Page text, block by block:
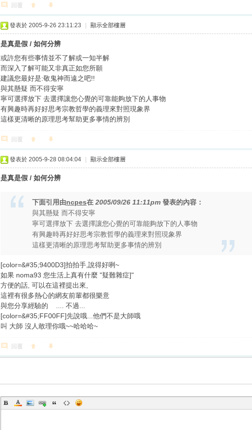
回覆
發表於 2005-9-26 23:11:23 顯示全部樓層
是真是假 / 如何分辨
或許您有些事情並不了解或一知半解
而深入了解可能又非真正如您所願
建議您最好是:敬鬼神而遠之吧!!
與其懸疑 而不得安寧
寧可選擇放下 去選擇讓您心覺的可靠能夠放下的人事物
有興趣時再好好思考宗教哲學的義理來對照現象界
這樣更清晰的原理思考幫助更多事情的辨別
回覆
發表於 2005-9-28 08:04:04 顯示全部樓層
是真是假 / 如何分辨
下面引用由ncpes在 2005/09/26 11:11pm 發表的內容：
與其懸疑 而不得安寧
寧可選擇放下 去選擇讓您心覺的可靠能夠放下的人事物
有興趣時再好好思考宗教哲學的義理來對照現象界
這樣更清晰的原理思考幫助更多事情的辨別
[color=&#35;9400D3]拍拍手,說得好咧~
如果 noma93 您生活上真有什麼 "疑難雜症]"
方便的話, 可以在這裡提出來,
這裡有很多熱心的網友前輩都很樂意
與您分享經驗的
.... 不過...
[color=&#35;FF00FF]先說哦...他們不是大師哦
叫 大師 沒人敢理你哦~~哈哈哈~
回覆